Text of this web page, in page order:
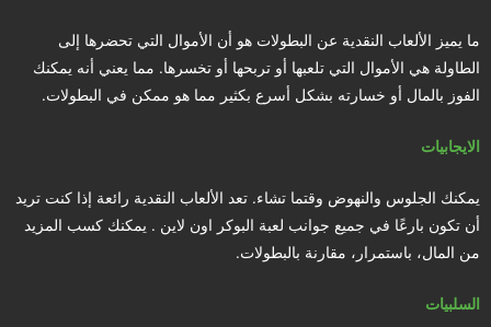
ما يميز الألعاب النقدية عن البطولات هو أن الأموال التي تحضرها إلى
الطاولة هي الأموال التي تلعبها أو تربحها أو تخسرها. مما يعني أنه يمكنك
الفوز بالمال أو خسارته بشكل أسرع بكثير مما هو ممكن في البطولات.
الايجابيات
يمكنك الجلوس والنهوض وقتما تشاء. تعد الألعاب النقدية رائعة إذا كنت تريد
أن تكون بارعًا في جميع جوانب لعبة البوكر اون لاين . يمكنك كسب المزيد
من المال، باستمرار، مقارنة بالبطولات.
السلبيات